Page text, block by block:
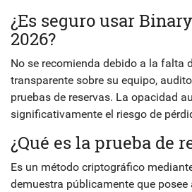
¿Es seguro usar
2026?
No se recomienda debido a la falta
transparente sobre su equipo,
pruebas de reservas. La opacidad
significativamente el riesgo de
¿Qué es la prueba de
Es un método criptográfico
demuestra públicamente que